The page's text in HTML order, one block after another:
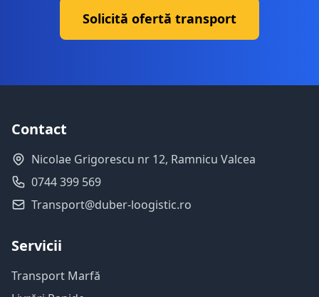
Solicită ofertă transport
Contact
Nicolae Grigorescu nr 12, Ramnicu Valcea
0744 399 569
Transport@duber-loogistic.ro
Servicii
Transport Marfă